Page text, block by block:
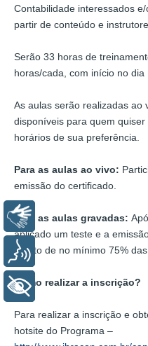
Contabilidade interessados
partir de conteúdo e
Serão 33 horas de
horas/cada, com início no dia
As aulas serão realizadas ao
disponíveis para quem
horários de sua preferência.
Para as aulas ao vivo:
emissão do certificado.
Para as aulas gravadas:
aplicado um teste e a
acerto de no mínimo 75%
Como realizar a inscrição?
Para realizar a inscrição e
hotsite do Programa –
Libras
Voz
+ Acessibilidade